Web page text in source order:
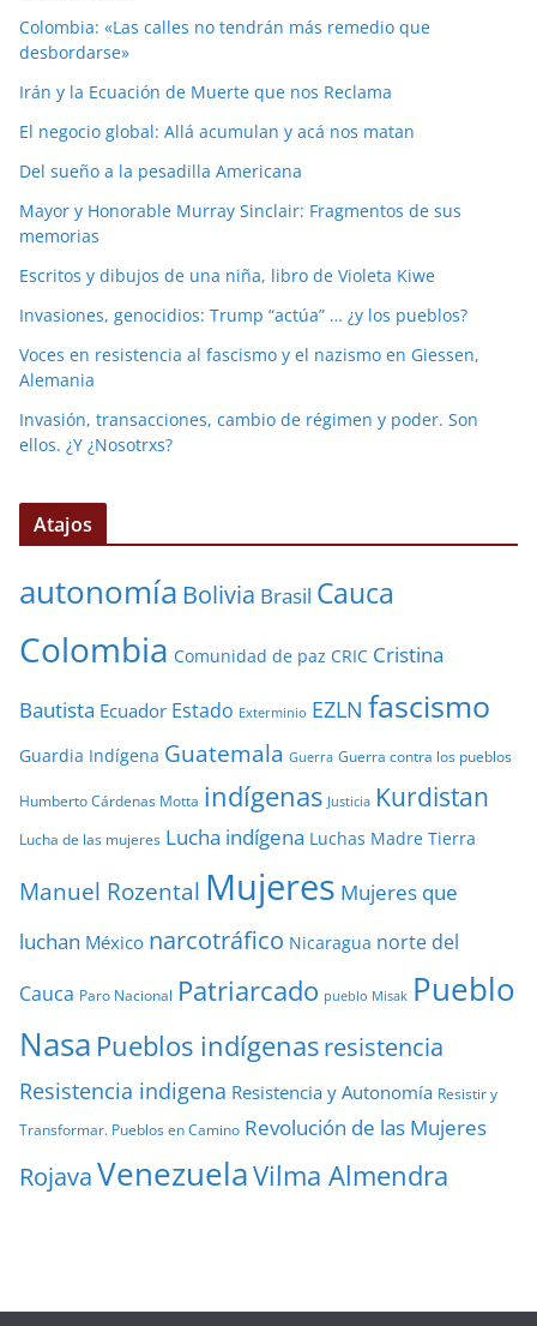
Colombia: «Las calles no tendrán más remedio que
desbordarse»
Irán y la Ecuación de Muerte que nos Reclama
El negocio global: Allá acumulan y acá nos matan
Del sueño a la pesadilla Americana
Mayor y Honorable Murray Sinclair: Fragmentos de sus
memorias
Escritos y dibujos de una niña, libro de Violeta Kiwe
Invasiones, genocidios: Trump “actúa” … ¿y los pueblos?
Voces en resistencia al fascismo y el nazismo en Giessen,
Alemania
Invasión, transacciones, cambio de régimen y poder. Son
ellos. ¿Y ¿Nosotrxs?
Atajos
autonomía Bolivia Brasil Cauca
Colombia Comunidad de paz CRIC Cristina
Bautista Ecuador Estado Exterminio EZLN fascismo
Guardia Indígena Guatemala Guerra Guerra contra los pueblos
Humberto Cárdenas Motta indígenas Justicia Kurdistan
Lucha de las mujeres Lucha indígena Luchas Madre Tierra
Manuel Rozental Mujeres Mujeres que
luchan México narcotráfico Nicaragua norte del
Cauca Paro Nacional Patriarcado pueblo Misak Pueblo
Nasa Pueblos indígenasresistencia
Resistencia indigena Resistencia y Autonomía Resistir y
Transformar. Pueblos en Camino Revolución de las Mujeres
RojavaVenezuelaVilma Almendra